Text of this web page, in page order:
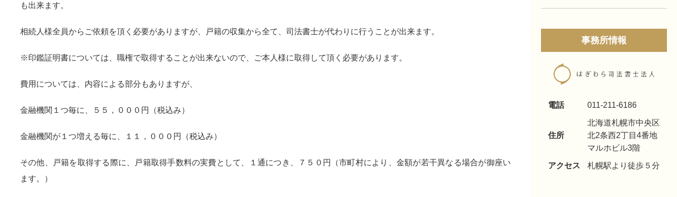
も出来ます。
相続人様全員からご依頼を頂く必要がありますが、戸籍の収集から全て、司法書士が代わりに行うことが出来ます。
※印鑑証明書については、職権で取得することが出来ないので、ご本人様に取得して頂く必要があります。
費用については、内容による部分もありますが、
金融機関１つ毎に、５５，０００円（税込み）
金融機関が１つ増える毎に、１１，０００円（税込み）
その他、戸籍を取得する際に、戸籍取得手数料の実費として、１通につき、７５０円（市町村により、金額が若干異なる場合が御座い
ます。）
事務所情報
電話 011-211-6186
住所
北海道札幌市中央区
北2条西2丁目4番地
マルホビル3階
アクセス 札幌駅より徒歩５分